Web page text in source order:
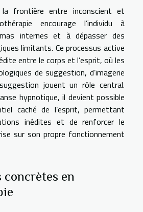
frontière entre inconscient et
encourage l’individu à
internes et à dépasser des
limitants. Ce processus active
entre le corps et l’esprit, où les
de suggestion, d’imagerie
jouent un rôle central.
hypnotique, il devient possible
caché de l’esprit, permettant
inédites et de renforcer le
sur son propre fonctionnement
en